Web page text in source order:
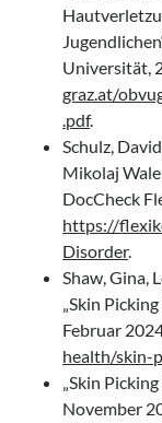
Universität,
graz.at/
.pdf.
Schulz,
Mikolaj
DocCheck
https://
Disorder.
Shaw, Gina,
„Skin
Februar
health/skin-
„Skin
November